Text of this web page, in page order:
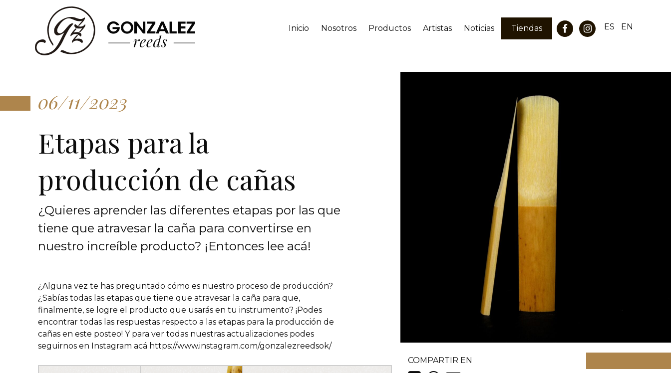
Inicio Nosotros Productos Artistas Noticias Tiendas ES EN
06/11/2023
Etapas para la
producción de cañas
¿Quieres aprender las diferentes etapas por las que
tiene que atravesar la caña para convertirse en
nuestro increíble producto? ¡Entonces lee acá!
¿Alguna vez te has preguntado cómo es nuestro proceso de producción?
¿Sabías todas las etapas que tiene que atravesar la caña para que,
finalmente, se logre el producto que usarás en tu instrumento? ¡Podes
encontrar todas las respuestas respecto a las etapas para la producción de
cañas en este posteo! Y para ver todas nuestras actualizaciones podes
seguirnos en Instagram acá https://www.instagram.com/gonzalezreedsok/
COMPARTIR EN